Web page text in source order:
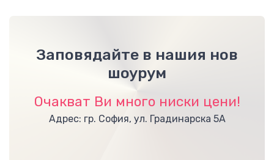
Заповядайте в нашия нов
шоурум
Очакват Ви много ниски цени!
Адрес: гр. София, ул. Градинарска 5А